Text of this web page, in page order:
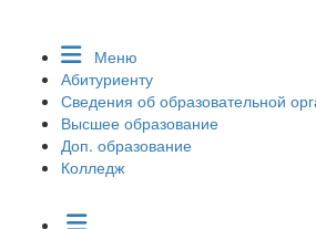
Меню
Абитуриенту
Сведения об образовательной
Высшее образование
Доп. образование
Колледж